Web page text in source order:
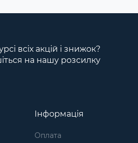
всіх акцій і знижок?
на нашу розсилку
Інформація
Оплата